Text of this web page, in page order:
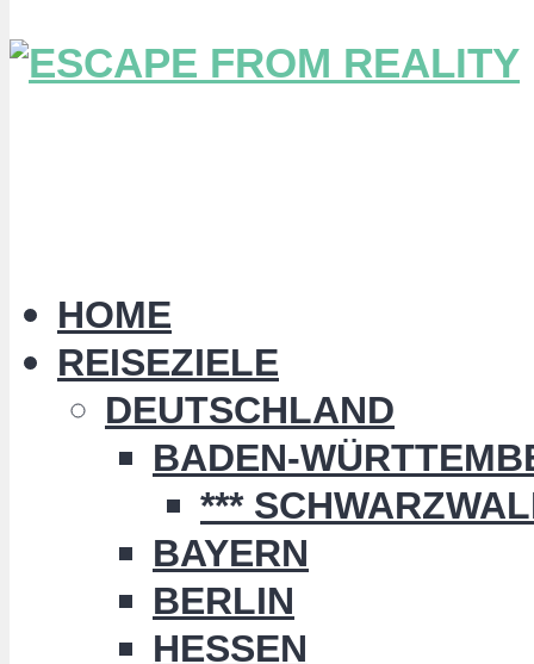
HOME
REISEZIELE
DEUTSCHLAND
BADEN-
***
BAYERN
BERLIN
HESSEN